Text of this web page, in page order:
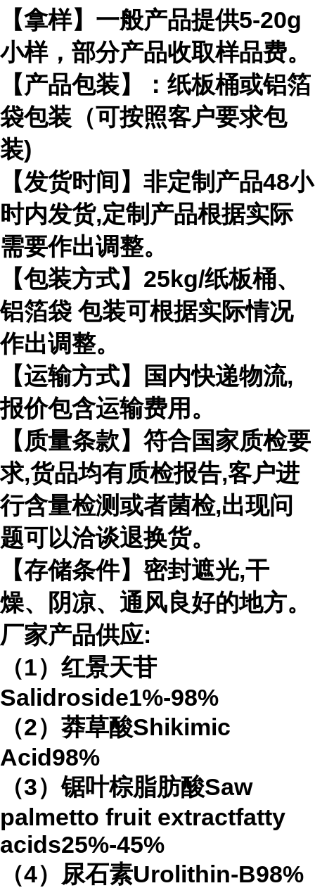
【拿样】一般产品提供5-20g
小样，部分产品收取样品费。
【产品包装】：纸板桶或铝箔
袋包装（可按照客户要求包
装)
【发货时间】非定制产品48小
时内发货,定制产品根据实际
需要作出调整。
【包装方式】25kg/纸板桶、
铝箔袋 包装可根据实际情况
作出调整。
【运输方式】国内快递物流,
报价包含运输费用。
【质量条款】符合国家质检要
求,货品均有质检报告,客户进
行含量检测或者菌检,出现问
题可以洽谈退换货。
【存储条件】密封遮光,干
燥、阴凉、通风良好的地方。
厂家产品供应:
（1）红景天苷
Salidroside1%-98%
（2）莽草酸Shikimic
Acid98%
（3）锯叶棕脂肪酸Saw
palmetto fruit extractfatty
acids25%-45%
（4）尿石素Urolithin-B98%